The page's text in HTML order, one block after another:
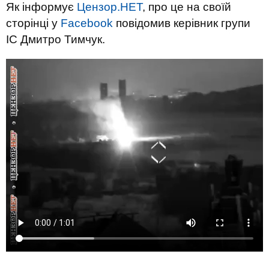
Як інформує Цензор.НЕТ, про це на своїй
сторінці у Facebook повідомив керівник групи
ІС Дмитро Тимчук.